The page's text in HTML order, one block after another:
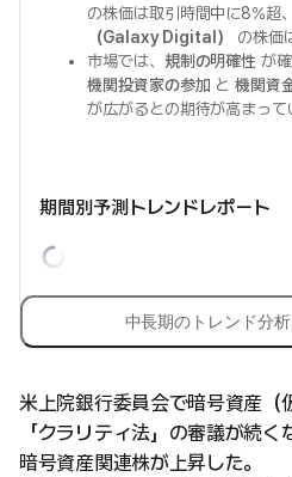
の株価は取引時間中に8%超
（Galaxy Digital）
の株価
市場では、 規制の明確性 が
機関投資家の参加 と機関資
が広がるとの期待が高まって
期間別予測トレンドレポート
中長期のトレンド分
米上院銀行委員会で暗号資産（
「クラリティ法」の審議が続く
暗号資産関連株が上昇した。